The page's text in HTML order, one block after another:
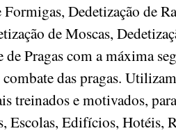
Dedetização de
de Moscas,
Pragas com a máxima
das pragas.
treinados e motivados,
Edifícios, Hotéis,